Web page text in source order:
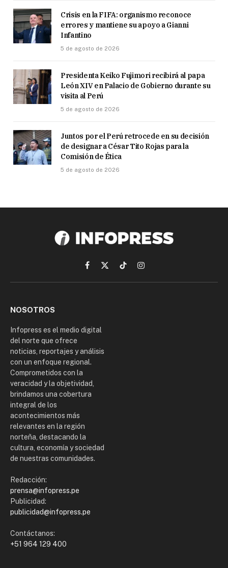
Crisis en la FIFA: organismo reconoce
errores y mantiene su apoyo a Gianni
Infantino
5 de agosto de 2026
Presidenta Keiko Fujimori recibirá al papa
León XIV en Palacio de Gobierno durante su
visita al Perú
5 de agosto de 2026
Juntos por el Perú retrocede en su decisión
de designar a César Tito Rojas para la
Comisión de Ética
5 de agosto de 2026
Facebook
X
(Twitter)
TikTokInstagram
NOSOTROS
Infopress es el medio digital
del norte que ofrece
noticias, reportajes y análisis
con un enfoque regional.
Comprometidos con la
veracidad y la objetividad,
brindamos una cobertura
integral de los
acontecimientos más
relevantes en la región
norteña, destacando la
cultura, economía y sociedad
de nuestras comunidades.
Redacción:
prensa@infopress.pe
Publicidad:
publicidad@infopress.pe
Contáctanos:
+51 964 129 400